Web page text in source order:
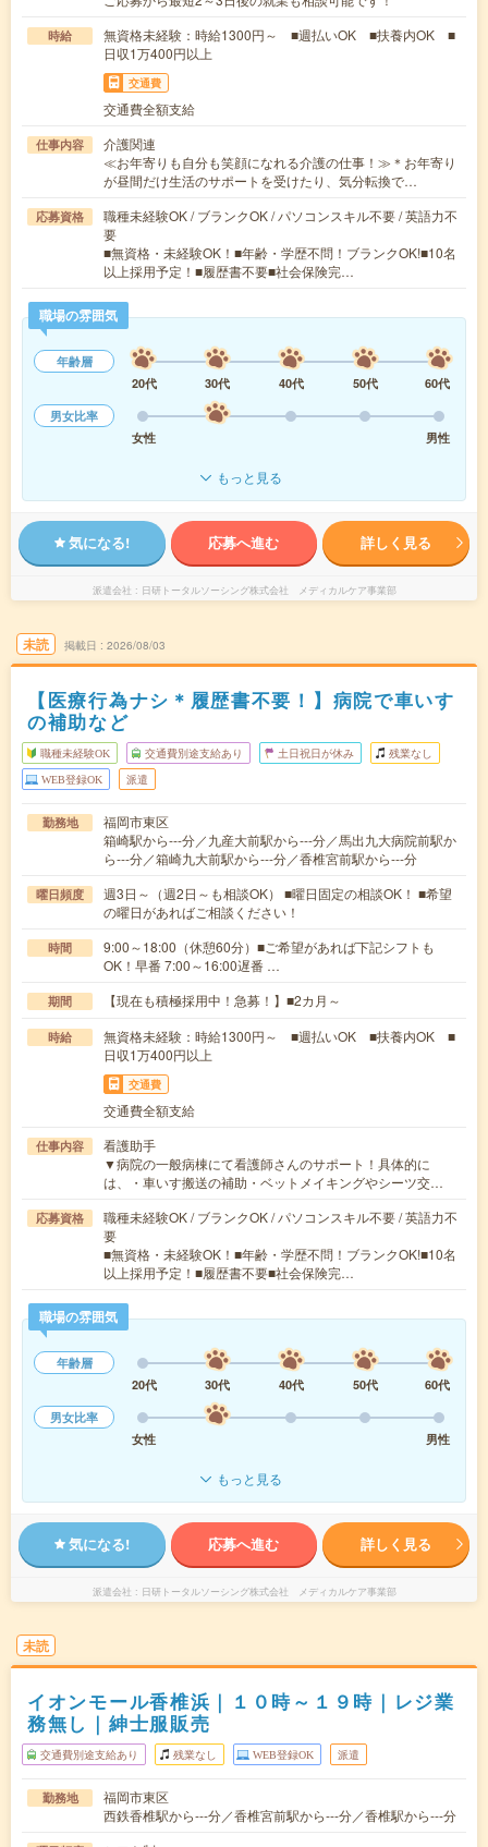
時給
無資格未経験：時給1300円～ ■週払いOK ■扶養内OK ■
日収1万400円以上
交通費
交通費全額支給
仕事内容
介護関連
≪お年寄りも自分も笑顔になれる介護の仕事！≫＊お年寄り
が昼間だけ生活のサポートを受けたり、気分転換で…
応募資格
職種未経験OK / ブランクOK / パソコンスキル不要 / 英語力不
要
■無資格・未経験OK！■年齢・学歴不問！ブランクOK!■10名
以上採用予定！■履歴書不要■社会保険完…
職場の雰囲気
年齢層
20代
30代 40代 50代
60代
男女比率
女性
男性
もっと見る
気になる! 応募へ進む 詳しく見る
派遣会社 日研トータルソーシング株式会社 メディカルケア事業部
未読 掲載日 2026/08/03
【医療行為ナシ＊履歴書不要！】病院で車いす
の補助など
職種未経験OK 交通費別途支給あり 土日祝日が休み 残業なし
WEB登録OK 派遣
勤務地
福岡市東区
箱崎駅から---分／九産大前駅から---分／馬出九大病院前駅か
ら---分／箱崎九大前駅から---分／香椎宮前駅から---分
曜日頻度
週3日～（週2日～も相談OK） ■曜日固定の相談OK！ ■希望
の曜日があればご相談ください！
時間
9:00～18:00（休憩60分）■ご希望があれば下記シフトも
OK！早番 7:00～16:00遅番 …
期間 【現在も積極採用中！急募！】■2カ月～
時給
無資格未経験：時給1300円～ ■週払いOK ■扶養内OK ■
日収1万400円以上
交通費
交通費全額支給
仕事内容
看護助手
▼病院の一般病棟にて看護師さんのサポート！具体的に
は、・車いす搬送の補助・ベットメイキングやシーツ交…
応募資格
職種未経験OK / ブランクOK / パソコンスキル不要 / 英語力不
要
■無資格・未経験OK！■年齢・学歴不問！ブランクOK!■10名
以上採用予定！■履歴書不要■社会保険完…
職場の雰囲気
年齢層
20代
30代 40代 50代
60代
男女比率
女性
男性
もっと見る
気になる! 応募へ進む 詳しく見る
派遣会社 日研トータルソーシング株式会社 メディカルケア事業部
未読
イオンモール香椎浜｜１０時～１９時｜レジ業
務無し｜紳士服販売
交通費別途支給あり 残業なし WEB登録OK 派遣
勤務地
福岡市東区
西鉄香椎駅から---分／香椎宮前駅から---分／香椎駅から---分